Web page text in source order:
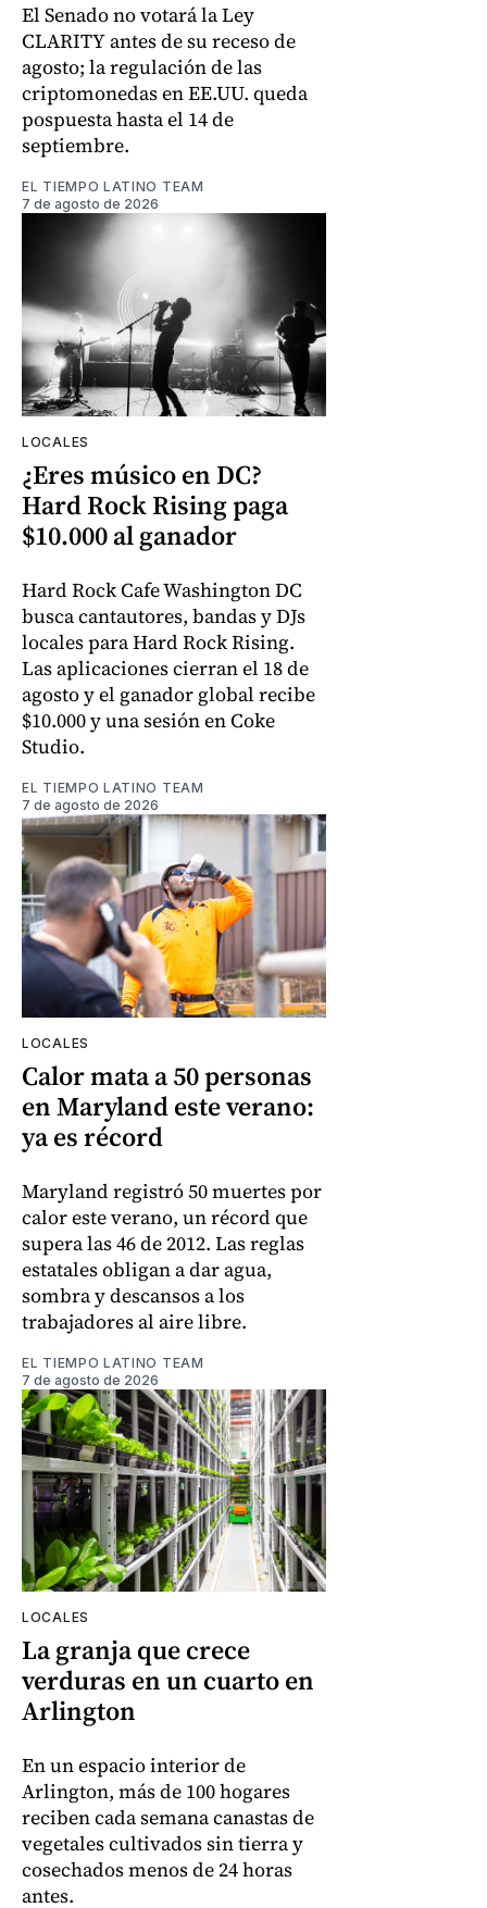
El Senado no votará la Ley
CLARITY antes de su receso de
agosto; la regulación de las
criptomonedas en EE.UU. queda
pospuesta hasta el 14 de
septiembre.
EL TIEMPO LATINO TEAM
7 de agosto de 2026
LOCALES
¿Eres músico en DC?
Hard Rock Rising paga
$10.000 al ganador
Hard Rock Cafe Washington DC
busca cantautores, bandas y DJs
locales para Hard Rock Rising.
Las aplicaciones cierran el 18 de
agosto y el ganador global recibe
$10.000 y una sesión en Coke
Studio.
EL TIEMPO LATINO TEAM
7 de agosto de 2026
LOCALES
Calor mata a 50 personas
en Maryland este verano:
ya es récord
Maryland registró 50 muertes por
calor este verano, un récord que
supera las 46 de 2012. Las reglas
estatales obligan a dar agua,
sombra y descansos a los
trabajadores al aire libre.
EL TIEMPO LATINO TEAM
7 de agosto de 2026
LOCALES
La granja que crece
verduras en un cuarto en
Arlington
En un espacio interior de
Arlington, más de 100 hogares
reciben cada semana canastas de
vegetales cultivados sin tierra y
cosechados menos de 24 horas
antes.